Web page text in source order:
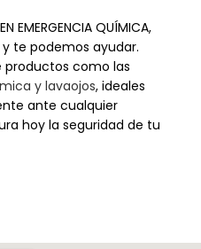
EMERGENCIA QUÍMICA,
y te podemos ayudar.
productos como las
y lavaojos, ideales
ante cualquier
hoy la seguridad de tu